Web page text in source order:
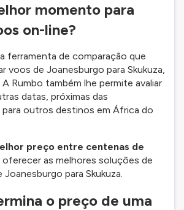
momento para
on-line?
ferramenta de comparação que
voos de Joanesburgo para Skukuza,
Rumbo também lhe permite avaliar
datas, próximas das
para outros destinos em África do
preço entre centenas de
oferecer as melhores soluções de
Joanesburgo para Skukuza.
o preço de uma